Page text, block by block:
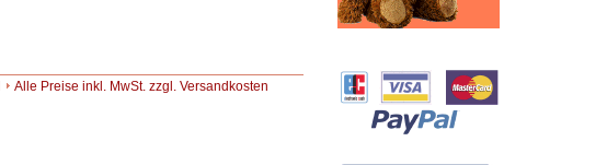
Alle Preise inkl. MwSt. zzgl. Versandkosten